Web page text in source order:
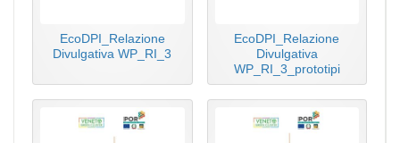
EcoDPI_Relazione
Divulgativa WP_RI_3
EcoDPI_Relazione
Divulgativa
WP_RI_3_prototipi